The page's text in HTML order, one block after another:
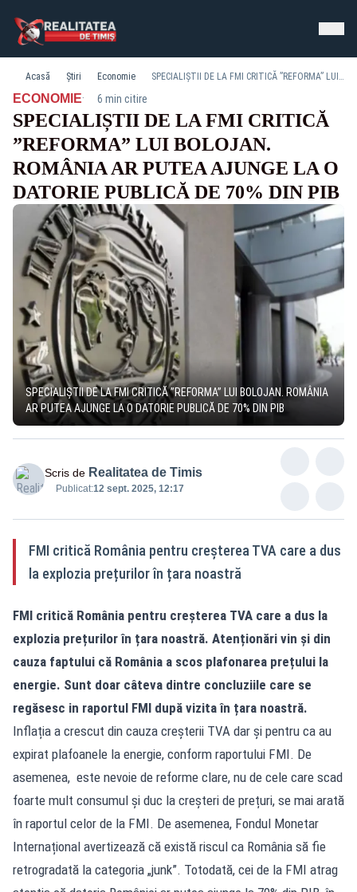
Acasă Știri Economie SPECIALIȘTII DE LA FMI CRITICĂ ”REFORMA” LUI BOLOJAN. ROMÂNIA AR PUTEA AJUNGE LA O DATORIE PUBLICĂ DE 70% DIN PIB
ECONOMIE· 6 min citire
SPECIALIȘTII DE LA FMI CRITICĂ
”REFORMA” LUI BOLOJAN.
ROMÂNIA AR PUTEA AJUNGE LA O
DATORIE PUBLICĂ DE 70% DIN PIB
SPECIALIȘTII DE LA FMI CRITICĂ ”REFORMA” LUI BOLOJAN. ROMÂNIA
AR PUTEA AJUNGE LA O DATORIE PUBLICĂ DE 70% DIN PIB
Scris de Realitatea de Timis
Publicat:12 sept. 2025, 12:17
FMI critică România pentru creșterea TVA care a dus
la explozia prețurilor în țara noastră
FMI critică România pentru creșterea TVA care a dus la
explozia prețurilor în țara noastră. Atenționări vin și din
cauza faptului că România a scos plafonarea prețului la
energie. Sunt doar câteva dintre concluziile care se
regăsesc in raportul FMI după vizita în țara noastră.
Inflația a crescut din cauza creșterii TVA dar și pentru ca au
expirat plafoanele la energie, conform raportului FMI. De
asemenea, este nevoie de reforme clare, nu de cele care scad
foarte mult consumul și duc la creșteri de prețuri, se mai arată
în raportul celor de la FMI. De asemenea, Fondul Monetar
Internațional avertizează că există riscul ca România să fie
retrogradată la categoria „junk”. Totodată, cei de la FMI atrag